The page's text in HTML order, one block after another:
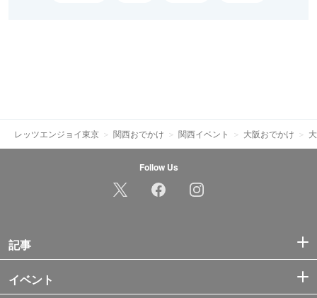
レッツエンジョイ東京 関西おでかけ 関西イベント 大阪おでかけ
Follow Us
記事
イベント